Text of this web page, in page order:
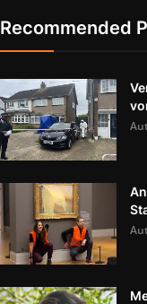
Recommended